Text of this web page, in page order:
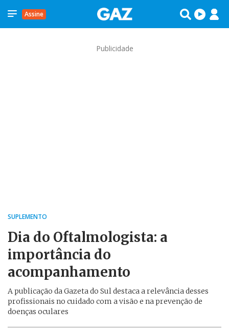
Assine
Publicidade
SUPLEMENTO
Dia do Oftalmologista: a
importância do
acompanhamento
A publicação da Gazeta do Sul destaca a relevância desses
profissionais no cuidado com a visão e na prevenção de
doenças oculares